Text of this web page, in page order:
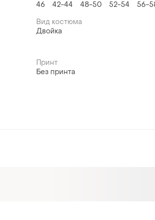
46
42-44 48-50 52-54
56-
Вид костюма
Двойка
Принт
Без принта